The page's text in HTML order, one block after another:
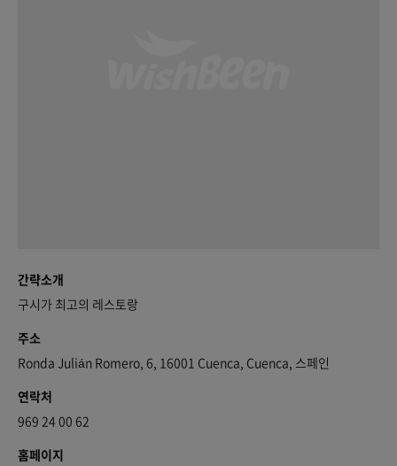
간략소개
구시가 최고의 레스토랑
주소
Ronda Julián Romero, 6, 16001 Cuenca, Cuenca, 스페인
연락처
969 24 00 62
홈페이지